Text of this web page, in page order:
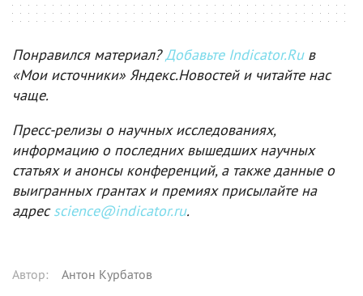
Понравился материал?Добавьте Indicator.Ruв
«Мои источники» Яндекс.Новостей и читайте нас
чаще.
Пресс-релизы о научных исследованиях,
информацию о последних вышедших научных
статьях и анонсы конференций, а также данные о
выигранных грантах и премиях присылайте на
адресscience@indicator.ru.
Автор: Антон Курбатов